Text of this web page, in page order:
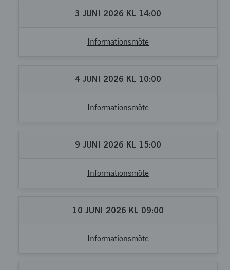
3 JUNI 2026 KL 14:00
Informationsmöte
4 JUNI 2026 KL 10:00
Informationsmöte
9 JUNI 2026 KL 15:00
Informationsmöte
10 JUNI 2026 KL 09:00
Informationsmöte